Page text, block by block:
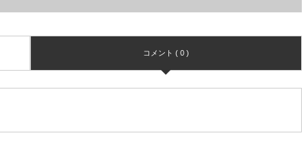
コメント ( 0 )